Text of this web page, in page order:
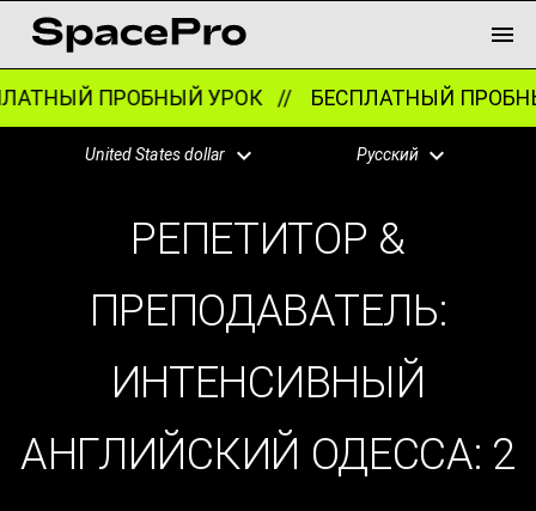
ПРОБНЫЙ УРОК //БЕСПЛАТНЫЙ
United States dollar Русский
РЕПЕТИТОР &
ПРЕПОДАВАТЕЛЬ:
ИНТЕНСИВНЫЙ
АНГЛИЙСКИЙ ОДЕСCА: 2